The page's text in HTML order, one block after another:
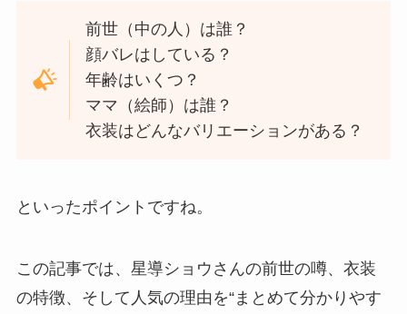
前世（中の人）は誰？
顔バレはしている？
年齢はいくつ？
ママ（絵師）は誰？
衣装はどんなバリエーションがある？
といったポイントですね。
この記事では、星導ショウさんの前世の噂、衣装
の特徴、そして人気の理由を“まとめて分かりやす